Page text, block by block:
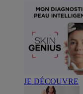
JE DÉCOUVRE